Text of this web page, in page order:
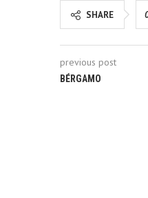
SHARE
previous post
BÉRGAMO